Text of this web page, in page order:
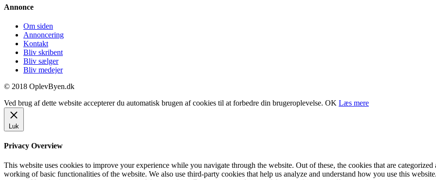
Annonce
Om siden
Annoncering
Kontakt
Bliv skribent
Bliv sælger
Bliv medejer
© 2018 OplevByen.dk
Ved brug af dette website accepterer du automatisk brugen af cookies til at forbedre din brugeroplevelse. OK Læs mere
Luk
Privacy Overview
This website uses cookies to improve your experience while you navigate through the website. Out of these, the cookies that are categorized
working of basic functionalities of the website. We also use third-party cookies that help us analyze and understand how you use this